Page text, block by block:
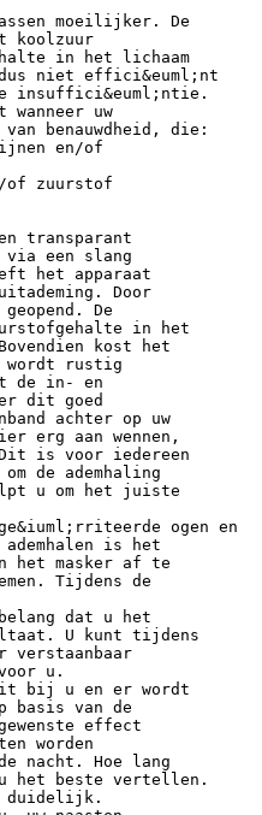
moeilijker. De
koolzuur
in het lichaam
niet effici&euml;nt
insuffici&euml;ntie.
wanneer uw
benauwdheid, die:
en/of
of zuurstof
transparant
een slang
het apparaat
Door
De
in het
kost het
wordt rustig
de in- en
dit goed
achter op uw
erg aan wennen,
is voor iedereen
de ademhaling
u om het juiste
ogen en
is het
het masker af te
Tijdens de
dat u het
U kunt tijdens
verstaanbaar
u.
bij u en er wordt
basis van de
effect
worden
nacht. Hoe lang
het beste vertellen.
duidelijk.